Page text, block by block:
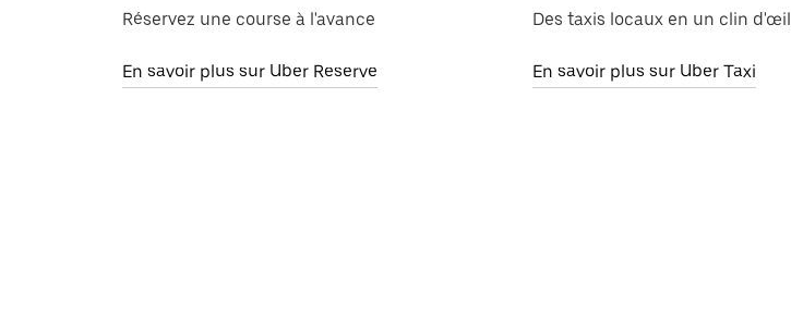
Réservez une course à l'avance
En savoir plus sur Uber Reserve
Des taxis locaux en un clin d'œil
En savoir plus sur Uber Taxi